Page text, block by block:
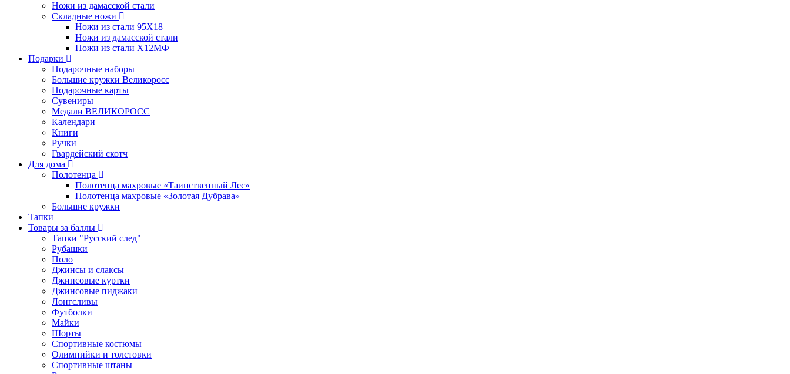
Ножи из дамасской стали
Складные ножи
Ножи из стали 95X18
Ножи из дамасской стали
Ножи из стали Х12МФ
Подарки
Подарочные наборы
Большие кружки Великоросс
Подарочные карты
Сувениры
Медали ВЕЛИКОРОСС
Календари
Книги
Ручки
Гвардейский скотч
Для дома
Полотенца
Полотенца махровые «Таинственный Лес»
Полотенца махровые «Золотая Дубрава»
Большие кружки
Тапки
Товары за баллы
Тапки "Русский след"
Рубашки
Поло
Джинсы и слаксы
Джинсовые куртки
Джинсовые пиджаки
Лонгсливы
Футболки
Майки
Шорты
Спортивные костюмы
Олимпийки и толстовки
Спортивные штаны